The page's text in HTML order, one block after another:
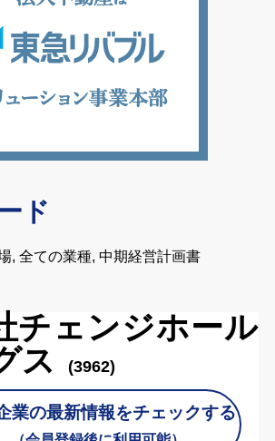
ド
, 全ての業種, 中期経営計画書
チェンジホール
ス
(3962)
業の最新情報をチェックする